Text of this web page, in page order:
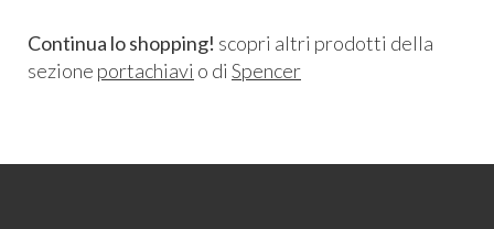
Continua lo shopping! scopri altri prodotti della
sezione portachiavi o di Spencer